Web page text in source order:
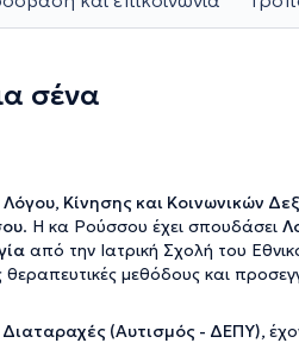
σένα
Κίνησης και Κοινωνικών
. Η κα Ρούσσου έχει σπουδάσει
από την Ιατρική Σχολή του
μεθόδους και
(Αυτισμός - ΔΕΠΥ),